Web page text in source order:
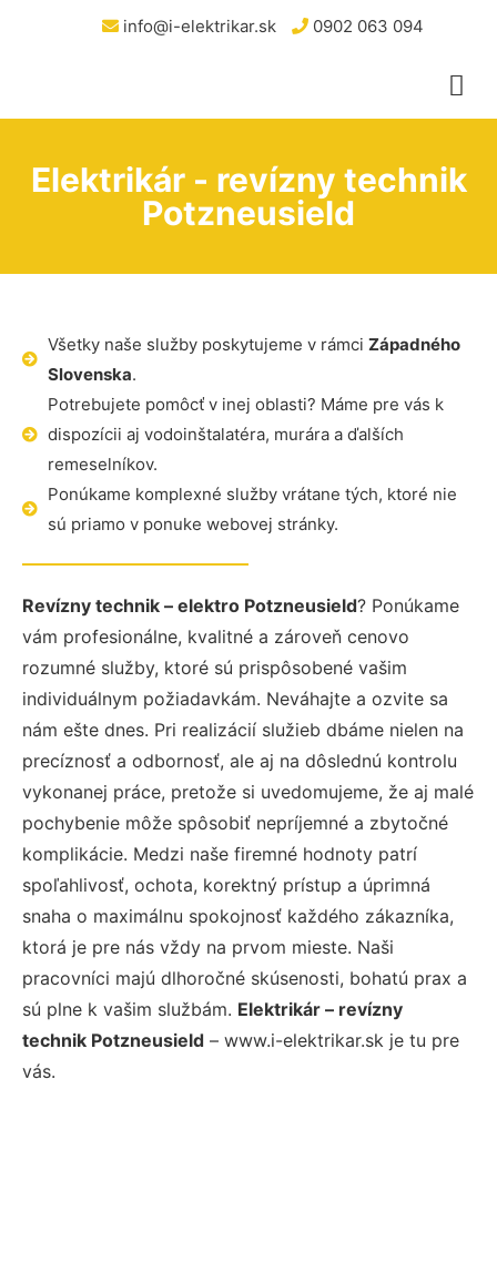
info@i-elektrikar.sk 0902 063 094
Elektrikár - revízny technik
Potzneusield
Všetky naše služby poskytujeme v rámci Západného
Slovenska.
Potrebujete pomôcť v inej oblasti? Máme pre vás k
dispozícii aj vodoinštalatéra, murára a ďalších
remeselníkov.
Ponúkame komplexné služby vrátane tých, ktoré nie
sú priamo v ponuke webovej stránky.
Revízny technik – elektro Potzneusield? Ponúkame
vám profesionálne, kvalitné a zároveň cenovo
rozumné služby, ktoré sú prispôsobené vašim
individuálnym požiadavkám. Neváhajte a ozvite sa
nám ešte dnes. Pri realizácií služieb dbáme nielen na
precíznosť a odbornosť, ale aj na dôslednú kontrolu
vykonanej práce, pretože si uvedomujeme, že aj malé
pochybenie môže spôsobiť nepríjemné a zbytočné
komplikácie. Medzi naše firemné hodnoty patrí
spoľahlivosť, ochota, korektný prístup a úprimná
snaha o maximálnu spokojnosť každého zákazníka,
ktorá je pre nás vždy na prvom mieste. Naši
pracovníci majú dlhoročné skúsenosti, bohatú prax a
sú plne k vašim službám. Elektrikár – revízny
technik Potzneusield – www.i-elektrikar.sk je tu pre
vás.